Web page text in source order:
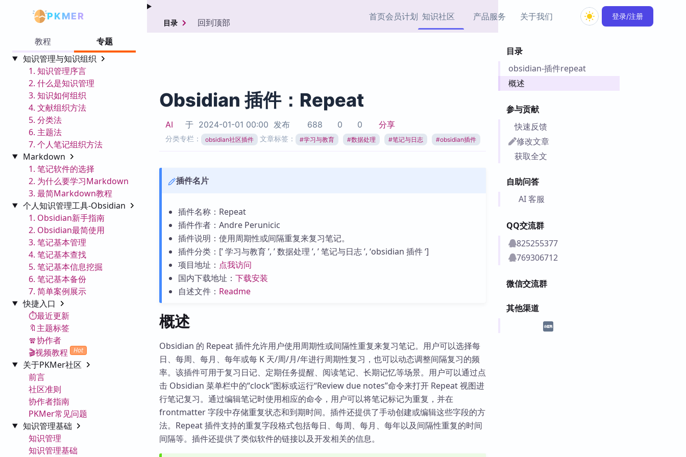
PKMER 首页会员计划 知识社区
热门链接 Top5
产品服务
加速访问 Obsidian 官方
市场
Obsidian 思维导图插件
插件
Zettelkasten 实践示例
Obsidian 教程
关于我们 登录/注册
教程
专题
知识管理与知识组织
1. 知识管理序言
2. 什么是知识管理
3. 知识如何组织
4. 文献组织方法
5. 分类法
6. 主题法
7. 个人笔记组织方法
Markdown
1. 笔记软件的选择
2. 为什么要学习Markdown
3. 最简Markdown教程
个人知识管理工具-Obsidian
1. Obsidian新手指南
2. Obsidian最简使用
3. 笔记基本管理
4. 笔记基本查找
5. 笔记基本信息挖掘
6. 笔记基本备份
7. 简单案例展示
快捷入口
⏱️最近更新
🔖主题标签
🧣协作者
🎬视频教程
Hot
关于PKMer社区
前言
社区准则
协作者指南
PKMer常见问题
知识管理基础
知识管理
知识管理基础
目录
obsidian-插件repeat
概述
参与贡献
快速反馈
修改文章
获取全文
自助问答
AI 客服
QQ交流群
825255377
769306712
微信交流群
其他渠道
目录 回到顶部
Obsidian 插件：Repeat
AI 于 2024-01-01 00:00 发布 688 0 0 分享
分类专栏： obsidian社区插件 文章标签： #学习与教育 #数据处理 #笔记与日志 #obsidian插件
插件名片
插件名称：Repeat
插件作者：Andre Perunicic
插件说明：使用周期性或间隔重复来复习笔记。
插件分类：[’ 学习与教育 ’, ’ 数据处理 ’, ’ 笔记与日志 ’, ‘obsidian 插件 ‘]
项目地址： 点我访问
国内下载地址： 下载安装
自述文件： Readme
概述
Obsidian 的 Repeat 插件允许用户使用周期性或间隔性重复来复习笔记。用户可以选择每
日、每周、每月、每年或每 K 天/周/月/年进行周期性复习，也可以动态调整间隔复习的频
率。该插件可用于复习日记、定期任务提醒、阅读笔记、长期记忆等场景。用户可以通过点
击 Obsidian 菜单栏中的“clock”图标或运行“Review due notes”命令来打开 Repeat 视图进
行笔记复习。通过编辑笔记时使用相应的命令，用户可以将笔记标记为重复，并在
frontmatter 字段中存储重复状态和到期时间。插件还提供了手动创建或编辑这些字段的方
法。Repeat 插件支持的重复字段格式包括每日、每周、每月、每年以及间隔性重复的时间
间隔等。插件还提供了类似软件的链接以及开发相关的信息。